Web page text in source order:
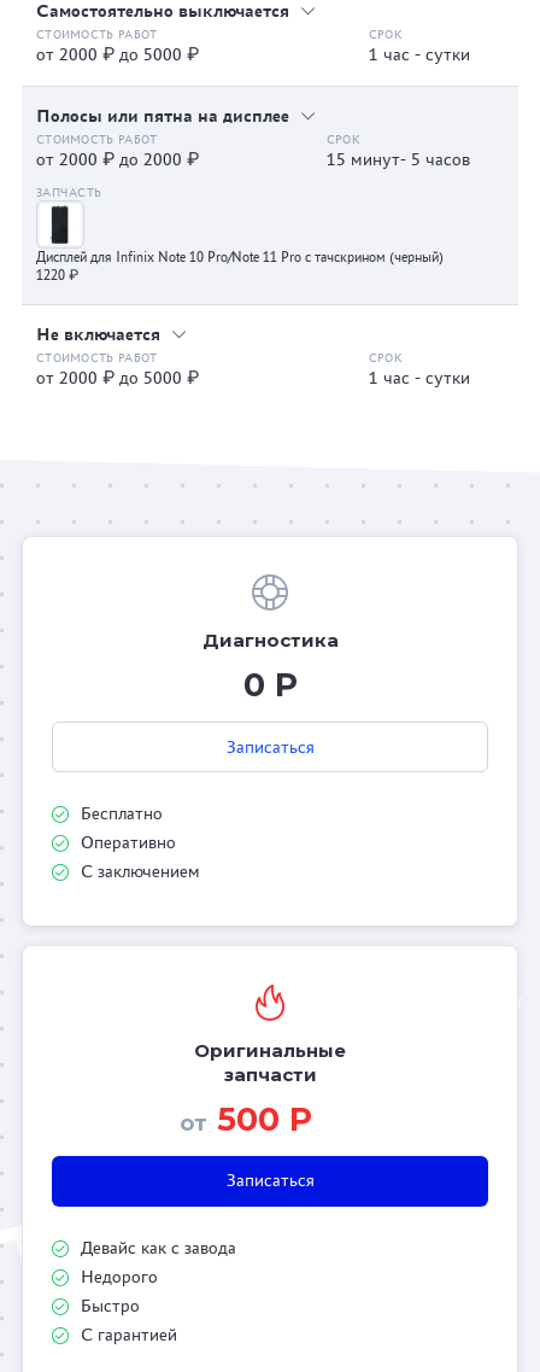
Самостоятельно выключается
от 2000 ₽ до 5000 ₽ 1 час - сутки
Полосы или пятна на дисплее
от 2000 ₽ до 2000 ₽ 15 минут- 5 часов
Дисплей для Infinix Note 10 Pro/Note 11 Pro с тачскрином (черный)
1220 ₽
Не включается
от 2000 ₽ до 5000 ₽ 1 час - сутки
Диагностика
0 Р
Записаться
Бесплатно
Оперативно
С заключением
Оригинальные
запчасти
от 500 Р
Записаться
Девайс как с завода
Недорого
Быстро
С гарантией